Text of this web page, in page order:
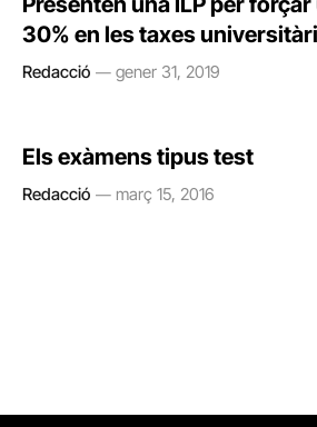
30% en les taxes
Redacció gener 31, 2019
Els exàmens tipus test
Redacció març 15, 2016